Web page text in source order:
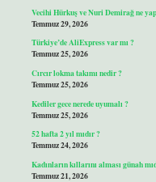
Vecihi Hürkuş ve Nuri Demirağ ne
Temmuz 29, 2026
Türkiye’de AliExpress var mı ?
Temmuz 25, 2026
Cırcır lokma takımı nedir ?
Temmuz 25, 2026
Kediler gece nerede uyumalı ?
Temmuz 25, 2026
52 hafta 2 yıl mıdır ?
Temmuz 24, 2026
Kadınların kıllarını alması günah
Temmuz 21, 2026